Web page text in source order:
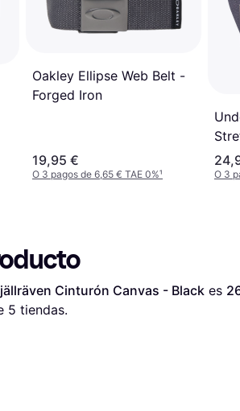
Oakley Ellipse Web Belt -
Forged Iron
19,95 €
O 3 pagos de 6,65 € TAE 0%¹ O 3
Cinturón Canvas - Black es
5 tiendas.